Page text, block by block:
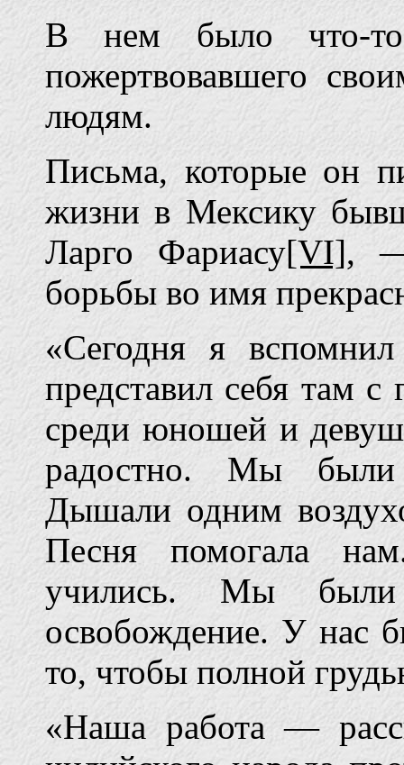
В нем было что-то
пожертвовавшего
людям.
Письма, которые он
жизни в Мексику
Ларго Фариасу[VI], —
борьбы во имя
«Сегодня я
представил себя там
среди юношей и
радостно. Мы
Дышали одним
Песня помогала
учились. Мы были
освобождение. У нас
то, чтобы полной
«Наша работа —